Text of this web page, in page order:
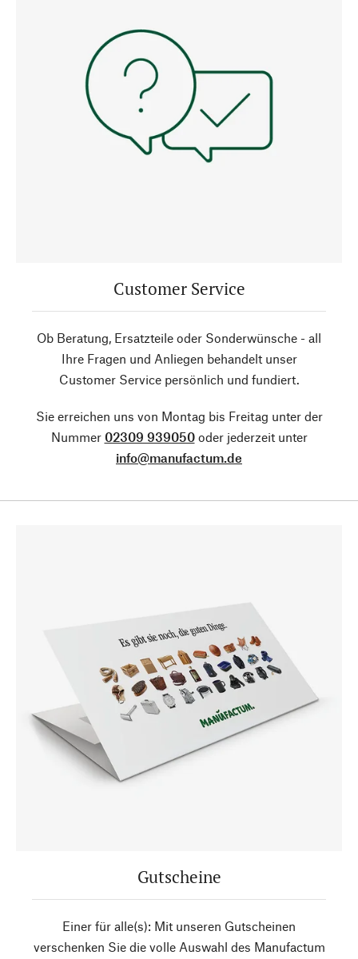
Customer Service
Ob Beratung, Ersatzteile oder Sonderwünsche - all
Ihre Fragen und Anliegen behandelt unser
Customer Service persönlich und fundiert.
Sie erreichen uns von Montag bis Freitag unter der
Nummer 02309 939050oder jederzeit unter
info@manufactum.de
Gutscheine
Einer für alle(s): Mit unseren Gutscheinen
verschenken Sie die volle Auswahl des Manufactum